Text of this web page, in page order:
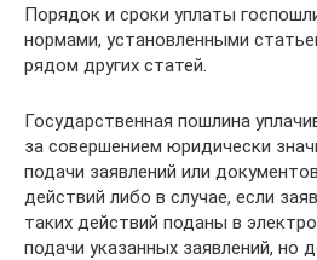
Порядок и сроки уплаты
нормами, установленными
рядом других статей.
Государственная пошлина
за совершением юридически
подачи заявлений или
действий либо в случае, если
таких действий поданы в
подачи указанных заявлений, но